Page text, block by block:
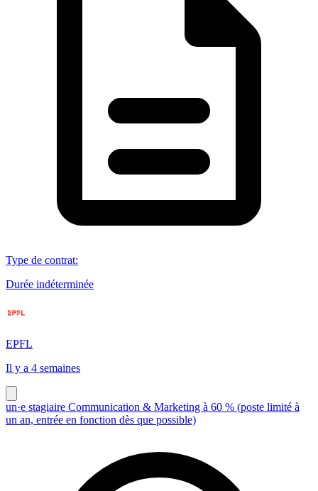
Type de contrat:
Durée indéterminée
EPFL
Il y a 4 semaines
un·e stagiaire Communication & Marketing à 60 % (poste limité à
un an, entrée en fonction dès que possible)